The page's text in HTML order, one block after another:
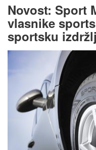
Novost: Sport
vlasnike
sportsku